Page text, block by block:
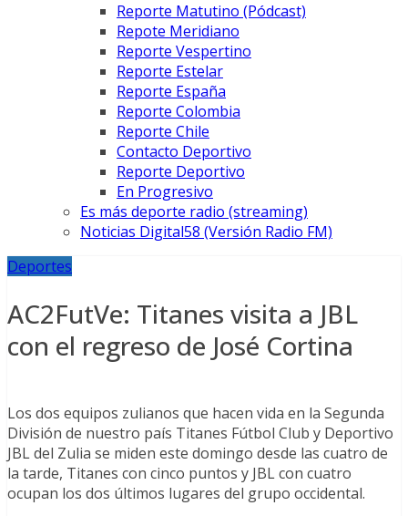
Reporte Matutino (Pódcast)
Repote Meridiano
Reporte Vespertino
Reporte Estelar
Reporte España
Reporte Colombia
Reporte Chile
Contacto Deportivo
Reporte Deportivo
En Progresivo
Es más deporte radio (streaming)
Noticias Digital58 (Versión Radio FM)
Deportes
AC2FutVe: Titanes visita a JBL
con el regreso de José Cortina
Los dos equipos zulianos que hacen vida en la Segunda
División de nuestro país Titanes Fútbol Club y Deportivo
JBL del Zulia se miden este domingo desde las cuatro de
la tarde, Titanes con cinco puntos y JBL con cuatro
ocupan los dos últimos lugares del grupo occidental.